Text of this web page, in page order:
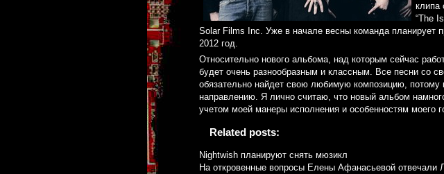
клипа
“The
Solar Films Inc. Уже в начале весны команда планирует
2012 год.
Относительно нового альбома, над которым сейчас
будет очень разнообразным и классным. Все песни со
обязательно найдет свою любимую композицию, потому
направлению. Я лично считаю, что новый альбом
учетом моей манеры исполнения и особенностям моего
Related posts:
Nightwish планируют снять мюзикл
На откровенные вопросы Елены Афанасьевой отвечали